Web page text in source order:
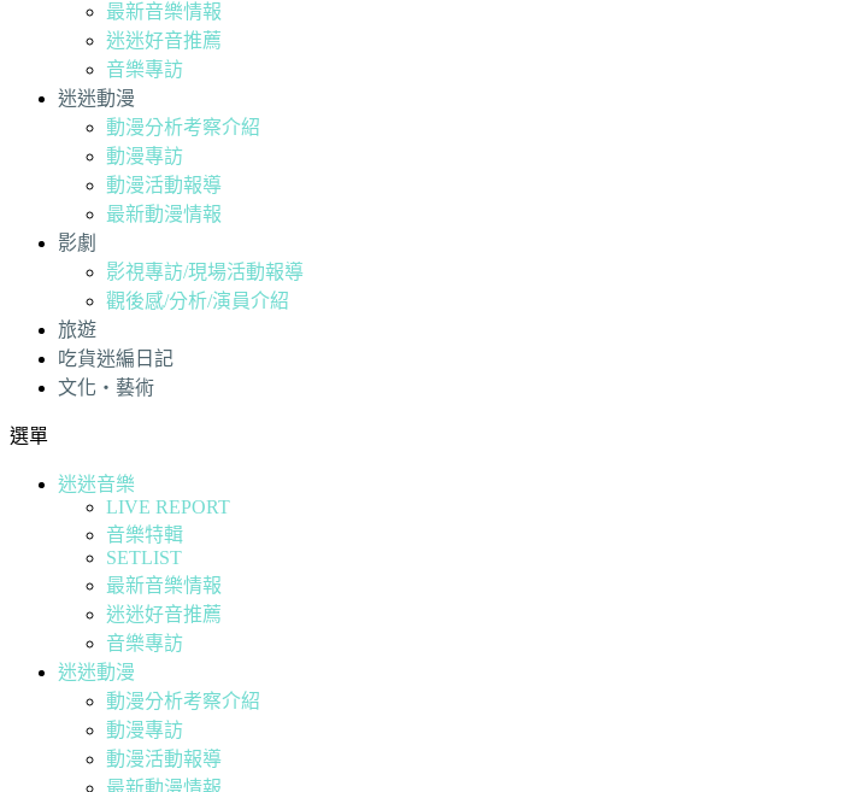
最新音樂情報
迷迷好音推薦
音樂專訪
迷迷動漫
動漫分析考察介紹
動漫專訪
動漫活動報導
最新動漫情報
影劇
影視專訪/現場活動報導
觀後感/分析/演員介紹
旅遊
吃貨迷編日記
文化・藝術
選單
迷迷音樂
LIVE REPORT
音樂特輯
SETLIST
最新音樂情報
迷迷好音推薦
音樂專訪
迷迷動漫
動漫分析考察介紹
動漫專訪
動漫活動報導
最新動漫情報